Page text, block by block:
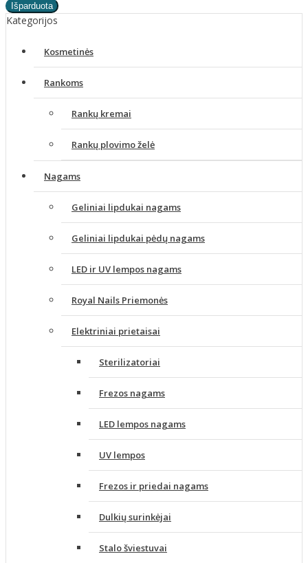
Kategorijos
Kosmetinės
Rankoms
Rankų kremai
Rankų plovimo želė
Nagams
Geliniai lipdukai nagams
Geliniai lipdukai pėdų nagams
LED ir UV lempos nagams
Royal Nails Priemonės
Elektriniai prietaisai
Sterilizatoriai
Frezos nagams
LED lempos nagams
UV lempos
Frezos ir priedai nagams
Dulkių surinkėjai
Stalo šviestuvai